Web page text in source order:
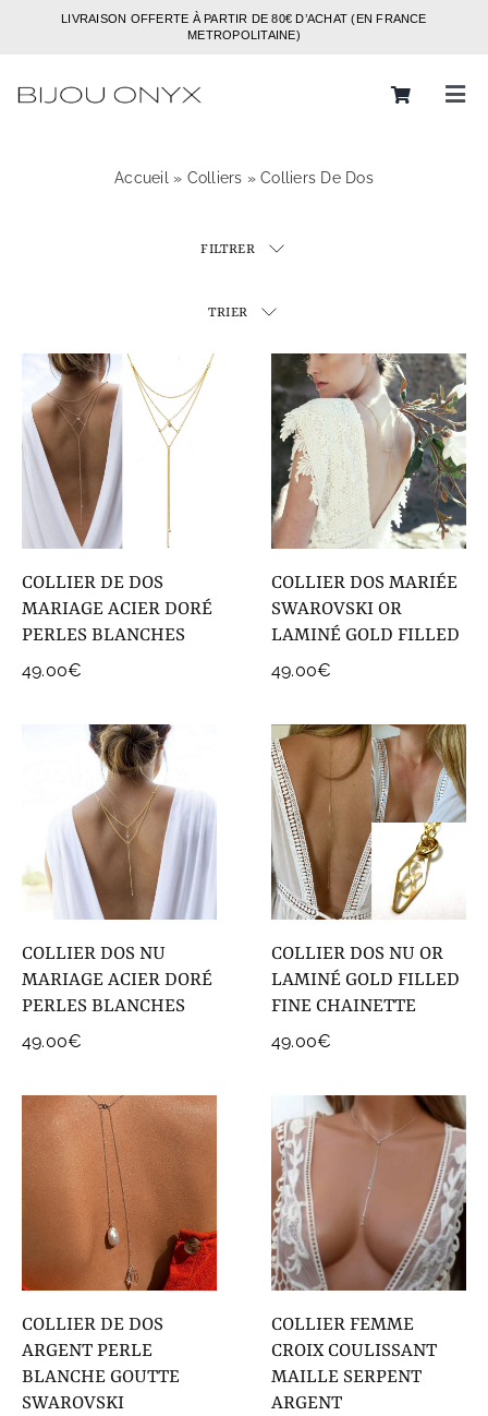
LIVRAISON OFFERTE À PARTIR DE 80€ D’ACHAT (EN FRANCE
METROPOLITAINE)
Bracelets
Colliers
Chaines
COLLECTIONS DE BIJOUX
Idées Cadeaux
NOUVEAUTES
Accueil » Colliers »Colliers De Dos
FILTRER
TRIER
COLLIER DE DOS
MARIAGE ACIER DORÉ
PERLES BLANCHES
49.00€
COLLIER DOS MARIÉE
SWAROVSKI OR
LAMINÉ GOLD FILLED
49.00€
COLLIER DOS NU
MARIAGE ACIER DORÉ
PERLES BLANCHES
49.00€
COLLIER DOS NU OR
LAMINÉ GOLD FILLED
FINE CHAINETTE
49.00€
COLLIER DE DOS
ARGENT PERLE
BLANCHE GOUTTE
SWAROVSKI
COLLIER FEMME
CROIX COULISSANT
MAILLE SERPENT
ARGENT